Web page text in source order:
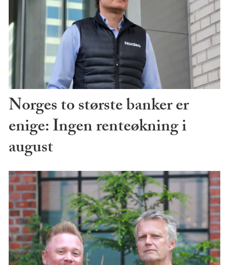
Norges to største banker er
enige: Ingen renteøkning i
august